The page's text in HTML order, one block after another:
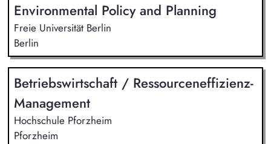
Environmental Policy and Planning
Freie Universität Berlin
Berlin
Betriebswirtschaft / Ressourceneffizienz-
Management
Hochschule Pforzheim
Pforzheim